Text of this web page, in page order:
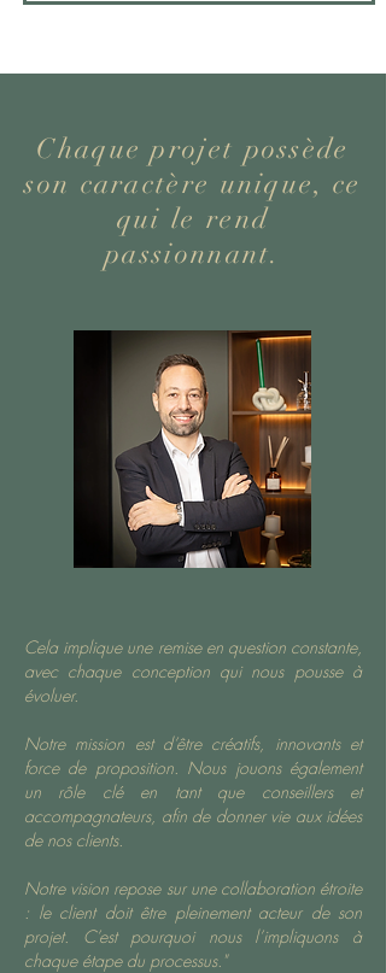
Chaque projet possède
son caractère unique, ce
qui le rend
passionnant.
Cela implique une remise en question constante,
avec chaque conception qui nous pousse à
évoluer.
Notre mission est d’être créatifs, innovants et
force de proposition. Nous jouons également
un rôle clé en tant que conseillers et
accompagnateurs, afin de donner vie aux idées
de nos clients.
Notre vision repose sur une collaboration étroite
: le client doit être pleinement acteur de son
projet. C’est pourquoi nous l’impliquons à
chaque étape du processus."